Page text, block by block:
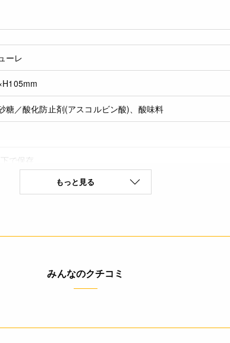
ーレ
糖／酸化防止剤(アスコルビン酸)、酸味料
で保存
材料8品目)
ジの写真はイメージです。
早めにお使い頂き、再冷凍はお控え下さい。
もっと見る
みんなのクチコミ